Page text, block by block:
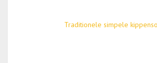
Traditionele simpele